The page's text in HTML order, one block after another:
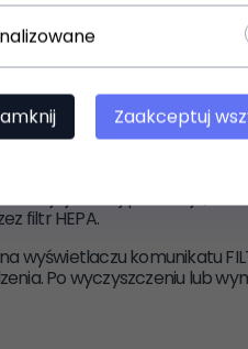
blokady rodzicielskiej.
jonizacji powoduje,
filtr HEPA.
wyświetlaczu komunikatu
Po wyczyszczeniu lub
Zaakceptuj